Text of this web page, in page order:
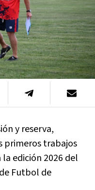
y reserva,
primeros trabajos
edición 2026 del
Futbol de